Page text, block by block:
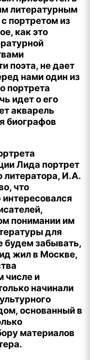
литературным
портретом из
как это
поэта, не дает
нами один из
портрета
идет о его
акварель
биографов
Лида портрет
литератора, И.А.
что
понимании им
для
будем забывать,
жил в Москве,
числе и
начинали
основанный в
материалов